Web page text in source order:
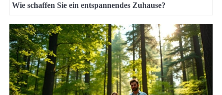
Wie schaffen Sie ein entspannendes Zuhause?